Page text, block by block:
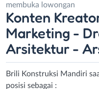
membuka lowongan
Konten
Marketing -
Arsitektur -
Brili Konstruksi Mandiri
posisi sebagai :